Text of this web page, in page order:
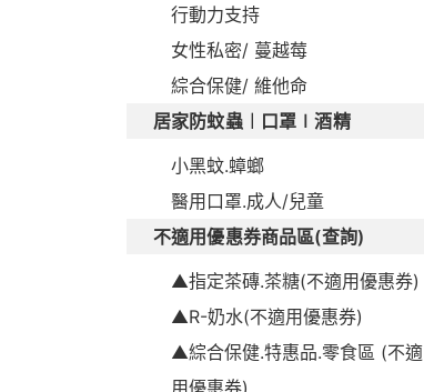
行動力支持
女性私密/ 蔓越莓
綜合保健/ 維他命
居家防蚊蟲︱口罩∣酒精
小黑蚊.蟑螂
醫用口罩.成人/兒童
不適用優惠券商品區(查詢)
▲指定茶磚.茶糖(不適用優惠券)
▲R-奶水(不適用優惠券)
▲綜合保健.特惠品.零食區 (不適
用優惠券)